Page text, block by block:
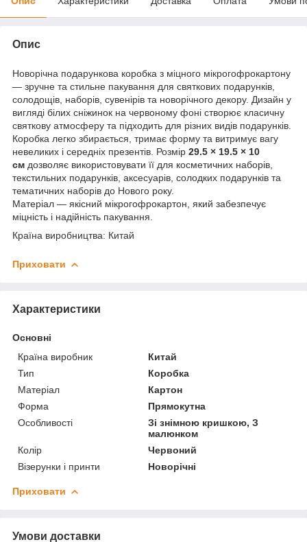
Опис
Новорічна подарункова коробка з міцного мікрогофрокартону
— зручне та стильне пакування для святкових подарунків,
солодощів, наборів, сувенірів та новорічного декору. Дизайн у
вигляді білих сніжинок на червоному фоні створює класичну
святкову атмосферу та підходить для різних видів подарунків.
Коробка легко збирається, тримає форму та витримує вагу
невеликих і середніх презентів. Розмір 29.5 × 19.5 × 10
см дозволяє використовувати її для косметичних наборів,
текстильних подарунків, аксесуарів, солодких подарунків та
тематичних наборів до Нового року.
Матеріал — якісний мікрогофрокартон, який забезпечує
міцність і надійність пакування.
Країна виробництва: Китай
Приховати
Характеристики
Основні
Країна виробник
Китай
Тип
Коробка
Матеріал
Картон
Форма
Прямокутна
Особливості
Зі знімною кришкою, З
малюнком
Колір
Червоний
Візерунки і принти
Новорічні
Приховати
Умови доставки